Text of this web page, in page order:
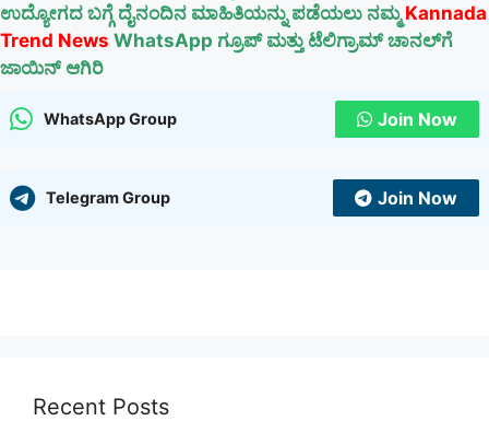
ಉದ್ಯೋಗದ ಬಗ್ಗೆ ದೈನಂದಿನ ಮಾಹಿತಿಯನ್ನು ಪಡೆಯಲು ನಮ್ಮ Kannada
Trend News WhatsApp ಗ್ರೂಪ್ ಮತ್ತು ಟೆಲಿಗ್ರಾಮ್ ಚಾನಲ್‌ಗೆ
ಜಾಯಿನ್ ಆಗಿರಿ
WhatsApp Group Join Now
Telegram Group Join Now
Recent Posts